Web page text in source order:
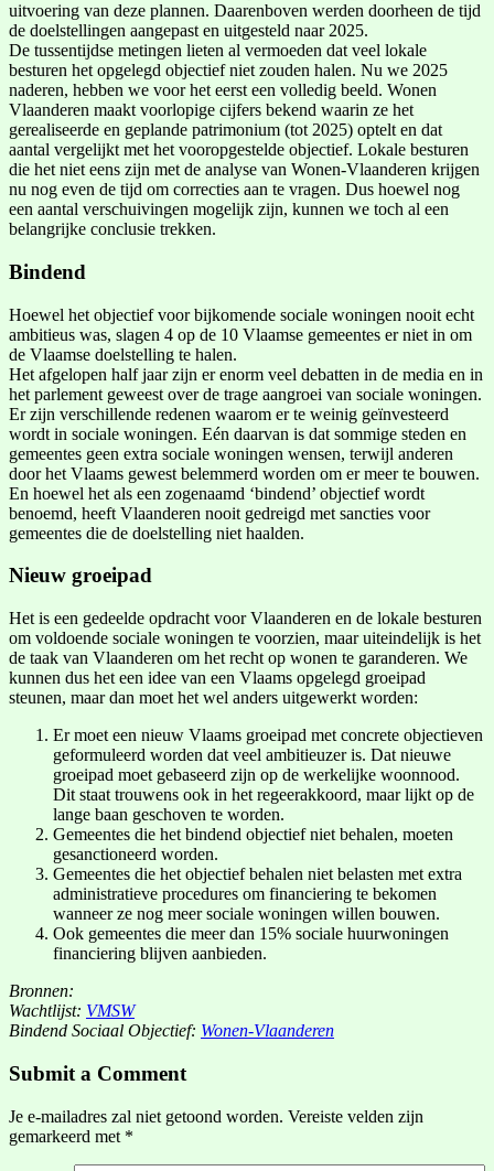
uitvoering van deze plannen. Daarenboven werden doorheen de tijd
de doelstellingen aangepast en uitgesteld naar 2025.
De tussentijdse metingen lieten al vermoeden dat veel lokale
besturen het opgelegd objectief niet zouden halen. Nu we 2025
naderen, hebben we voor het eerst een volledig beeld. Wonen
Vlaanderen maakt voorlopige cijfers bekend waarin ze het
gerealiseerde en geplande patrimonium (tot 2025) optelt en dat
aantal vergelijkt met het vooropgestelde objectief. Lokale besturen
die het niet eens zijn met de analyse van Wonen-Vlaanderen krijgen
nu nog even de tijd om correcties aan te vragen. Dus hoewel nog
een aantal verschuivingen mogelijk zijn, kunnen we toch al een
belangrijke conclusie trekken.
Bindend
Hoewel het objectief voor bijkomende sociale woningen nooit echt
ambitieus was, slagen 4 op de 10 Vlaamse gemeentes er niet in om
de Vlaamse doelstelling te halen.
Het afgelopen half jaar zijn er enorm veel debatten in de media en in
het parlement geweest over de trage aangroei van sociale woningen.
Er zijn verschillende redenen waarom er te weinig geïnvesteerd
wordt in sociale woningen. Eén daarvan is dat sommige steden en
gemeentes geen extra sociale woningen wensen, terwijl anderen
door het Vlaams gewest belemmerd worden om er meer te bouwen.
En hoewel het als een zogenaamd ‘bindend’ objectief wordt
benoemd, heeft Vlaanderen nooit gedreigd met sancties voor
gemeentes die de doelstelling niet haalden.
Nieuw groeipad
Het is een gedeelde opdracht voor Vlaanderen en de lokale besturen
om voldoende sociale woningen te voorzien, maar uiteindelijk is het
de taak van Vlaanderen om het recht op wonen te garanderen. We
kunnen dus het een idee van een Vlaams opgelegd groeipad
steunen, maar dan moet het wel anders uitgewerkt worden:
Er moet een nieuw Vlaams groeipad met concrete objectieven
geformuleerd worden dat veel ambitieuzer is. Dat nieuwe
groeipad moet gebaseerd zijn op de werkelijke woonnood.
Dit staat trouwens ook in het regeerakkoord, maar lijkt op de
lange baan geschoven te worden.
Gemeentes die het bindend objectief niet behalen, moeten
gesanctioneerd worden.
Gemeentes die het objectief behalen niet belasten met extra
administratieve procedures om financiering te bekomen
wanneer ze nog meer sociale woningen willen bouwen.
Ook gemeentes die meer dan 15% sociale huurwoningen
financiering blijven aanbieden.
Bronnen:
Wachtlijst: VMSW
Bindend Sociaal Objectief: Wonen-Vlaanderen
Submit a Comment
Je e-mailadres zal niet getoond worden. Vereiste velden zijn
gemarkeerd met *